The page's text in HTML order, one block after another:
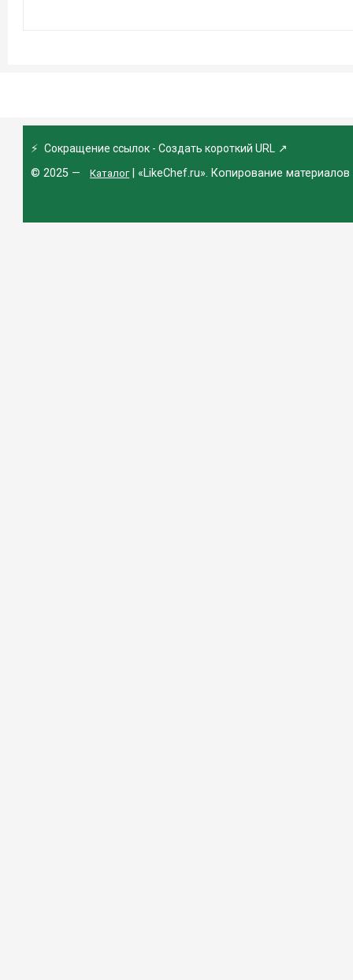
⚡ Сокращение ссылок - Создать короткий URL ↗
© 2025 —
Каталог| «LikeChef.ru». Копирование